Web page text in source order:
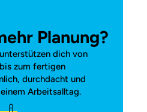
Planung?
dich von
zum fertigen
durchdacht und
Arbeitsalltag.